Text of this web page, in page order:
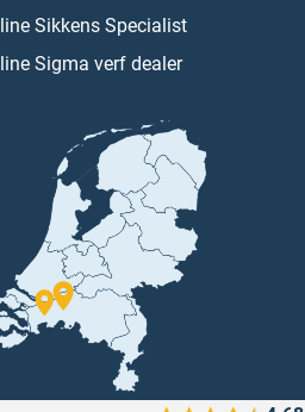
Sikkens Specialist
Sigma verf dealer